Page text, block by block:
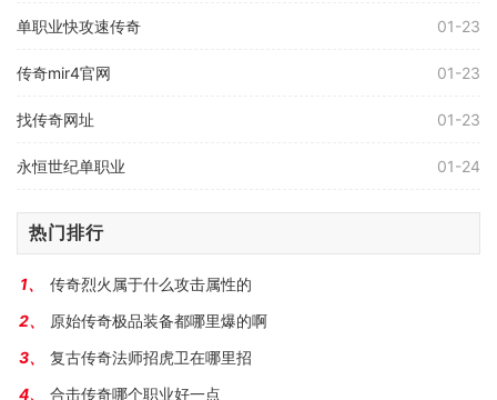
单职业快攻速传奇 01-23
传奇mir4官网 01-23
找传奇网址 01-23
永恒世纪单职业 01-24
热门排行
传奇烈火属于什么攻击属性的
原始传奇极品装备都哪里爆的啊
复古传奇法师招虎卫在哪里招
合击传奇哪个职业好一点